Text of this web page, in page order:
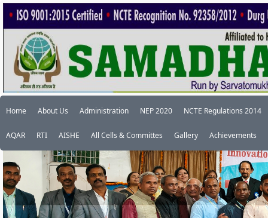
Home About Us Administration NEP 2020 NCTE Regulations 2014
AQAR RTI AISHE All Cells & Committes Gallery Achievements